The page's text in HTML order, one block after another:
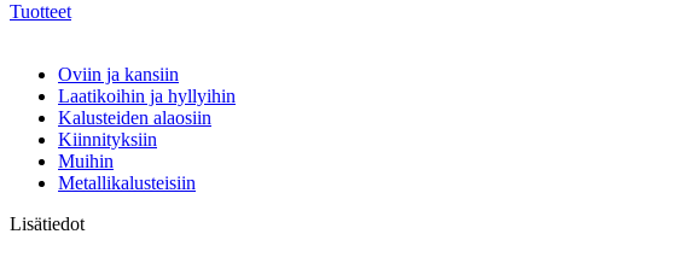
Tuotteet
Oviin ja kansiin
Laatikoihin ja hyllyihin
Kalusteiden alaosiin
Kiinnityksiin
Muihin
Metallikalusteisiin
Lisätiedot